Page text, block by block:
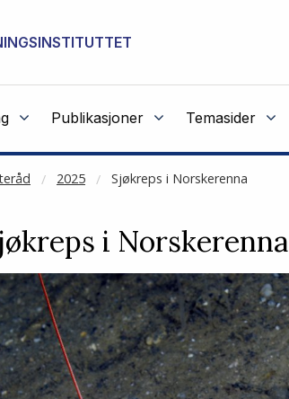
Publikasjoner Temasider
2025 Sjøkreps i Norskerenna
i Norskerenna